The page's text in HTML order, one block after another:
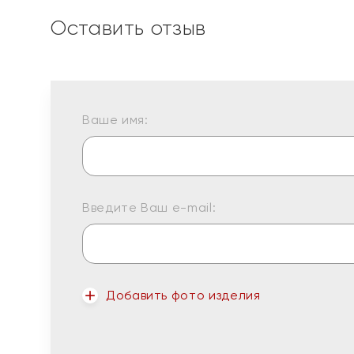
Оставить отзыв
Ваше имя:
Введите Ваш e-mail:
Добавить фото изделия